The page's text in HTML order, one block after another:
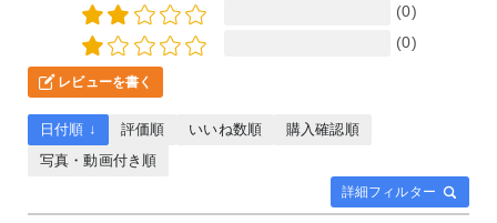
(0)
(0)
レビューを書く
詳細フィルター
日付順 ↓ 評価順 いいね数順
購入確認順
写真・動画付き順